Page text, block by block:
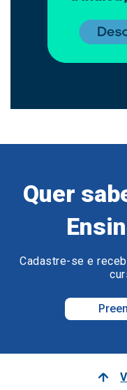
Quer
Cadastre-se e